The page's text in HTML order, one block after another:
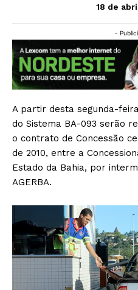
18 de
-
A partir desta segunda-
do Sistema BA-093 serão
o contrato de Concessão
de 2010, entre a
Estado da Bahia, por
AGERBA.